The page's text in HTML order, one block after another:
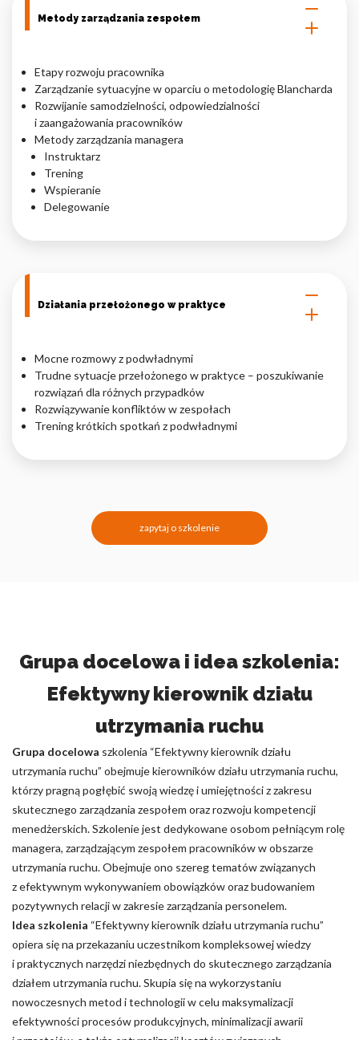
Metody zarządzania zespołem
Etapy rozwoju pracownika
Zarządzanie sytuacyjne w oparciu o metodologię Blancharda
Rozwijanie samodzielności, odpowiedzialności
i zaangażowania pracowników
Metody zarządzania managera
Instruktarz
Trening
Wspieranie
Delegowanie
Działania przełożonego w praktyce
Mocne rozmowy z podwładnymi
Trudne sytuacje przełożonego w praktyce – poszukiwanie
rozwiązań dla różnych przypadków
Rozwiązywanie konfliktów w zespołach
Trening krótkich spotkań z podwładnymi
zapytaj o szkolenie
Grupa docelowa i idea szkolenia:
Efektywny kierownik działu
utrzymania ruchu
Grupa docelowa szkolenia “Efektywny kierownik działu
utrzymania ruchu” obejmuje kierowników działu utrzymania ruchu,
którzy pragną pogłębić swoją wiedzę i umiejętności z zakresu
skutecznego zarządzania zespołem oraz rozwoju kompetencji
menedżerskich. Szkolenie jest dedykowane osobom pełniącym rolę
managera, zarządzającym zespołem pracowników w obszarze
utrzymania ruchu. Obejmuje ono szereg tematów związanych
z efektywnym wykonywaniem obowiązków oraz budowaniem
pozytywnych relacji w zakresie zarządzania personelem.
Idea szkolenia “Efektywny kierownik działu utrzymania ruchu”
opiera się na przekazaniu uczestnikom kompleksowej wiedzy
i praktycznych narzędzi niezbędnych do skutecznego zarządzania
działem utrzymania ruchu. Skupia się na wykorzystaniu
nowoczesnych metod i technologii w celu maksymalizacji
efektywności procesów produkcyjnych, minimalizacji awarii